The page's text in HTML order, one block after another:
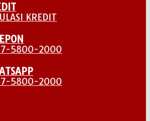
KREDIT
5800-2000
5800-2000